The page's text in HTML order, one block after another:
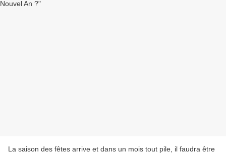
La saison des fêtes arrive et dans un mois tout pile, il faudra être